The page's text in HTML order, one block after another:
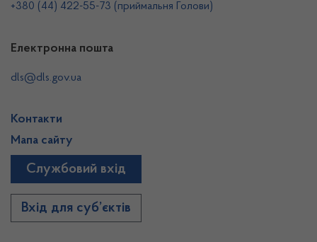
+380 (44) 422-55-73 (приймальня Голови)
Електронна пошта
dls@dls.gov.ua
Контакти
Мапа сайту
Службовий вхід
Вхід для суб’єктів